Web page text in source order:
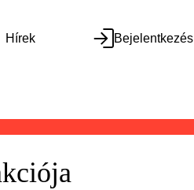
Hírek Bejelentkezés